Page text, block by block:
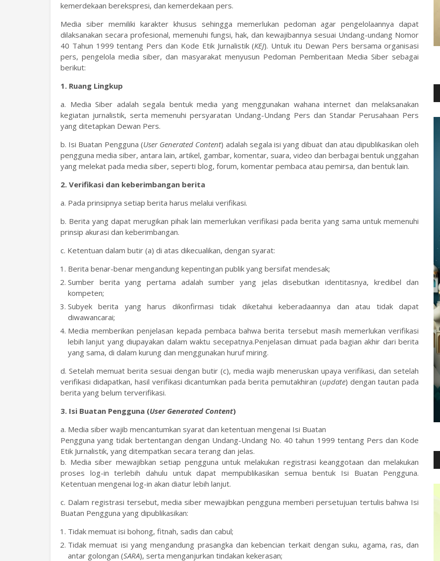
kemerdekaan berekspresi, dan kemerdekaan pers.
Media siber memiliki karakter khusus sehingga memerlukan pedoman agar pengelolaannya dapat
dilaksanakan secara profesional, memenuhi fungsi, hak, dan kewajibannya sesuai Undang-undang Nomor
40 Tahun 1999 tentang Pers dan Kode Etik Jurnalistik (KEJ). Untuk itu Dewan Pers bersama organisasi
pers, pengelola media siber, dan masyarakat menyusun Pedoman Pemberitaan Media Siber sebagai
berikut:
1. Ruang Lingkup
a. Media Siber adalah segala bentuk media yang menggunakan wahana internet dan melaksanakan
kegiatan jurnalistik, serta memenuhi persyaratan Undang-Undang Pers dan Standar Perusahaan Pers
yang ditetapkan Dewan Pers.
b. Isi Buatan Pengguna (User Generated Content) adalah segala isi yang dibuat dan atau dipublikasikan oleh
pengguna media siber, antara lain, artikel, gambar, komentar, suara, video dan berbagai bentuk unggahan
yang melekat pada media siber, seperti blog, forum, komentar pembaca atau pemirsa, dan bentuk lain.
2. Verifikasi dan keberimbangan berita
a. Pada prinsipnya setiap berita harus melalui verifikasi.
b. Berita yang dapat merugikan pihak lain memerlukan verifikasi pada berita yang sama untuk memenuhi
prinsip akurasi dan keberimbangan.
c. Ketentuan dalam butir (a) di atas dikecualikan, dengan syarat:
Berita benar-benar mengandung kepentingan publik yang bersifat mendesak;
Sumber berita yang pertama adalah sumber yang jelas disebutkan identitasnya, kredibel dan
kompeten;
Subyek berita yang harus dikonfirmasi tidak diketahui keberadaannya dan atau tidak dapat
diwawancarai;
Media memberikan penjelasan kepada pembaca bahwa berita tersebut masih memerlukan verifikasi
lebih lanjut yang diupayakan dalam waktu secepatnya.Penjelasan dimuat pada bagian akhir dari berita
yang sama, di dalam kurung dan menggunakan huruf miring.
d. Setelah memuat berita sesuai dengan butir (c), media wajib meneruskan upaya verifikasi, dan setelah
verifikasi didapatkan, hasil verifikasi dicantumkan pada berita pemutakhiran (update) dengan tautan pada
berita yang belum terverifikasi.
3. Isi Buatan Pengguna (User Generated Content)
a. Media siber wajib mencantumkan syarat dan ketentuan mengenai Isi Buatan
Pengguna yang tidak bertentangan dengan Undang-Undang No. 40 tahun 1999 tentang Pers dan Kode
Etik Jurnalistik, yang ditempatkan secara terang dan jelas.
b. Media siber mewajibkan setiap pengguna untuk melakukan registrasi keanggotaan dan melakukan
proses log-in terlebih dahulu untuk dapat mempublikasikan semua bentuk Isi Buatan Pengguna.
Ketentuan mengenai log-in akan diatur lebih lanjut.
c. Dalam registrasi tersebut, media siber mewajibkan pengguna memberi persetujuan tertulis bahwa Isi
Buatan Pengguna yang dipublikasikan:
Tidak memuat isi bohong, fitnah, sadis dan cabul;
Tidak memuat isi yang mengandung prasangka dan kebencian terkait dengan suku, agama, ras, dan
antar golongan (SARA), serta menganjurkan tindakan kekerasan;